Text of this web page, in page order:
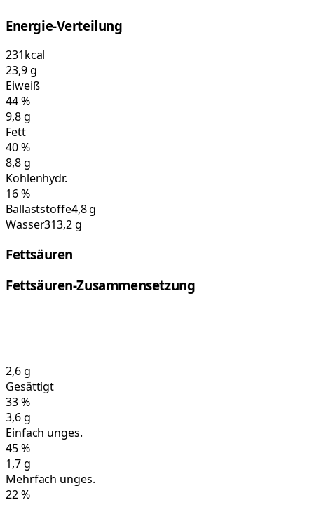
Energie-Verteilung
231kcal
23,9g
Eiweiß
44%
9,8g
Fett
40%
8,8g
Kohlenhydr.
16%
Ballaststoffe4,8 g
Wasser313,2 g
Fettsäuren
Fettsäuren-Zusammensetzung
2,6g
Gesättigt
33%
3,6g
Einfach unges.
45%
1,7g
Mehrfach unges.
22%